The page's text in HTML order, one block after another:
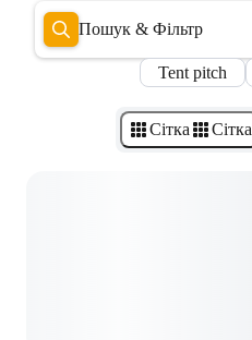
Пошук & Фільтр
Tent pitch
Сітка Сітка